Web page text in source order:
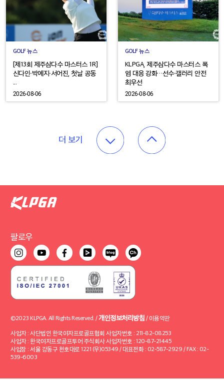
GOLF 뉴스
[제13회 제주삼다수 마스터스 1R]
신다인·박예지·서어진, 첫날 공동
2026-08-06
GOLF 뉴스
KLPGA, 제주삼다수 마스터스 폭
염 대응 강화…선수·갤러리 안전
최우선
2026-08-06
더 보기
팔로우
©2023 KLPGA. All Rights Reserved. /개인정보처리방침 / 이용약관
사업자 : 사단법인 한국여자프로골프협회 사업자번호 : 211-82-08253
사업자 : 한국여자프로골프투어 주식회사 사업자번호 : 120-87-21445
사업장 : 서울 강동구 천호대로 1221 (우)05349 / 대표전화 : 02-587-2929 / FAX : 02-
539-6003